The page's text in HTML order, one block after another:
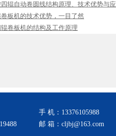
辊自动卷圆线结构原理、技术优势与应
板机的技术优势，一目了然
辊卷板机的结构及工作原理
手 机：13376105988
邮 箱：cljbj@163.com